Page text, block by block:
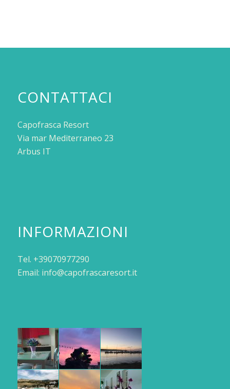
CONTATTACI
Capofrasca Resort
Via mar Mediterraneo 23
Arbus IT
INFORMAZIONI
Tel. +39070977290
Email: info@capofrascaresort.it